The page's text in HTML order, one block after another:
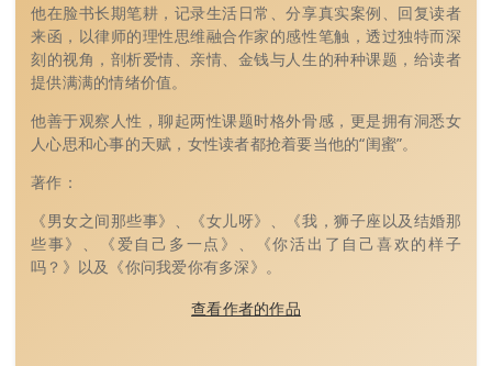
他在脸书长期笔耕，记录生活日常、分享真实案例、回复读者
来函，以律师的理性思维融合作家的感性笔触，透过独特而深
刻的视角，剖析爱情、亲情、金钱与人生的种种课题，给读者
提供满满的情绪价值。
他善于观察人性，聊起两性课题时格外骨感，更是拥有洞悉女
人心思和心事的天赋，女性读者都抢着要当他的“闺蜜”。
著作：
《男女之间那些事》、《女儿呀》、《我，狮子座以及结婚那
些事》、《爱自己多一点》、《你活出了自己喜欢的样子
吗？》以及《你问我爱你有多深》。
查看作者的作品